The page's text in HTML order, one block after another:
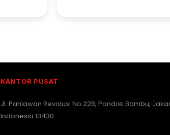
KANTOR PUSAT
Jl. Pahlawan Revolusi No.22B, Pondok Bambu,
Indonesia 13430